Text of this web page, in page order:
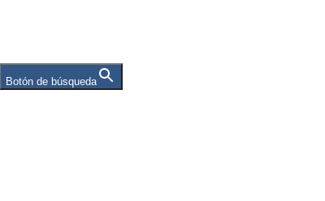
Botón de búsqueda